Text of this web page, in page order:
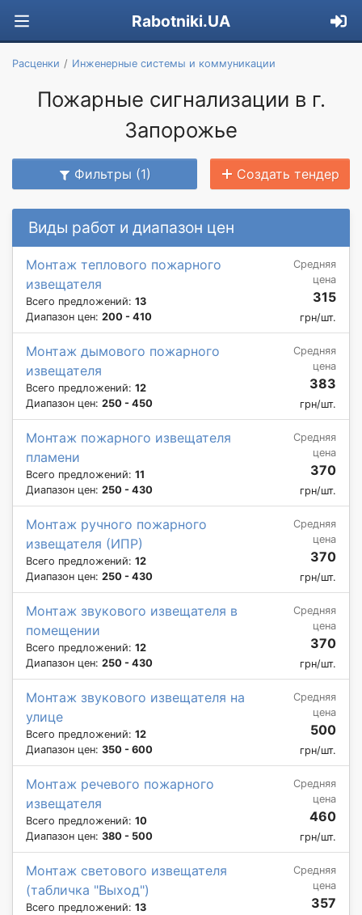
Rabotniki.UA
Расценки Инженерные системы и коммуникации
Пожарные сигнализации в г.
Запорожье
Фильтры (1) Создать тендер
Виды работ и диапазон цен
Монтаж теплового пожарного
извещателя
Всего предложений: 13
Диапазон цен: 200 - 410
Средняя
цена
315
грн/шт.
Монтаж дымового пожарного
извещателя
Всего предложений: 12
Диапазон цен: 250 - 450
Средняя
цена
383
грн/шт.
Монтаж пожарного извещателя
пламени
Всего предложений: 11
Диапазон цен: 250 - 430
Средняя
цена
370
грн/шт.
Монтаж ручного пожарного
извещателя (ИПР)
Всего предложений: 12
Диапазон цен: 250 - 430
Средняя
цена
370
грн/шт.
Монтаж звукового извещателя в
помещении
Всего предложений: 12
Диапазон цен: 250 - 430
Средняя
цена
370
грн/шт.
Монтаж звукового извещателя на
улице
Всего предложений: 12
Диапазон цен: 350 - 600
Средняя
цена
500
грн/шт.
Монтаж речевого пожарного
извещателя
Всего предложений: 10
Диапазон цен: 380 - 500
Средняя
цена
460
грн/шт.
Монтаж светового извещателя
(табличка "Выход")
Всего предложений: 13
Средняя
цена
357